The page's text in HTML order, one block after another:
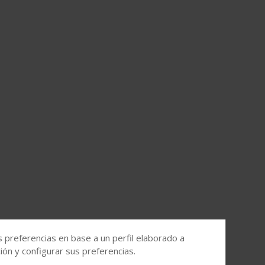
en base a un perfil elaborado a
y configurar sus preferencias.